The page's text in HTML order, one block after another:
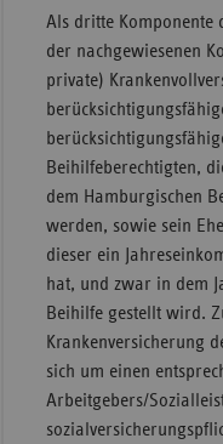
Als dritte Komponente
der nachgewiesenen
private)
Beihilfeberechtigten,
dem Hamburgischen
werden, sowie sein
dieser ein
hat, und zwar in dem
Beihilfe gestellt wird.
Krankenversicherung
sich um einen
Arbeitgebers/